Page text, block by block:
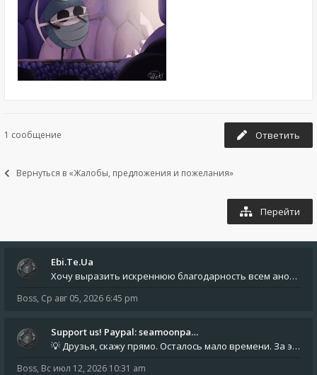
1 сообщение Ответить
Вернуться в «Жалобы, предложения и пожелания»
Перейти
Ebi.Te.Ua
Хочу выразить искреннюю благодарность всем анонимным пользователям, которые поддержали наше сообщество финансово. Благод
Boss, Ср авг 05, 2026 6:45 pm
Support us! Paypal: seamoonpa…
💡 Друзья, скажу прямо. Осталось мало времени. За это время нам нужно закрыть последние обязательные расходы: около 500
Boss, Вс июл 12, 2026 10:31 am